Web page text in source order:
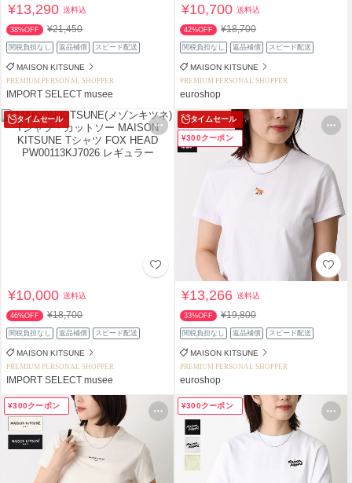
¥13,290送料込
38%OFF ¥21,450
関税負担なし 返品補償 スピード配送
MAISON KITSUNE
PREMIUM PERSONAL SHOPPER
IMPORT SELECT musee
¥10,700送料込
42%OFF ¥18,700
関税負担なし 返品補償 スピード配送
MAISON KITSUNE
PREMIUM PERSONAL SHOPPER
euroshop
タイムセール
¥10,000送料込
46%OFF ¥18,700
関税負担なし 返品補償 スピード配送
MAISON KITSUNE
PREMIUM PERSONAL SHOPPER
IMPORT SELECT musee
タイムセール
¥300クーポン
¥13,266送料込
33%OFF ¥19,800
関税負担なし 返品補償 スピード配送
MAISON KITSUNE
PREMIUM PERSONAL SHOPPER
euroshop
¥300クーポン ¥300クーポン